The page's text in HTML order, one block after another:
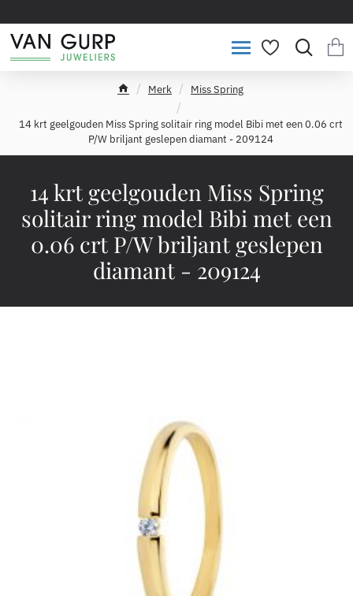
14 krt geelgouden Miss Spring
solitair ring model Bibi met een
0.06 crt P/W briljant geslepen
diamant - 209124
m
e
Merk Miss Spring
14 krt geelgouden Miss Spring solitair ring model Bibi met een 0.06 crt
P/W briljant geslepen diamant - 209124